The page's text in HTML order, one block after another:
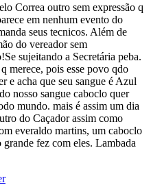
Correa outro sem expressão q
em nenhum evento do
seus tecnicos. Além de
do vereador sem
sujeitando a Secretária peba.
merece, pois esse povo qdo
e acha que seu sangue é Azul
nosso sangue caboclo quer
mundo. mais é assim um dia
do Caçador assim como
everaldo martins, um caboclo
grande fez com eles. Lambada